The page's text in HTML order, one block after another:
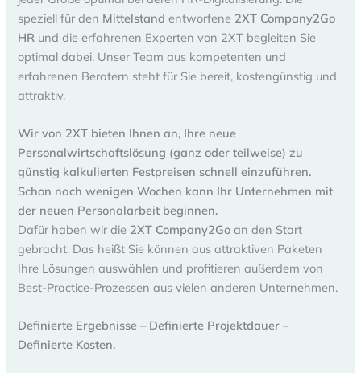
speziell für den Mittelstand entworfene 2XT Company2Go
HR und die erfahrenen Experten von 2XT begleiten Sie
optimal dabei. Unser Team aus kompetenten und
erfahrenen Beratern steht für Sie bereit, kostengünstig und
attraktiv.
Wir von 2XT bieten Ihnen an, Ihre neue
Personalwirtschaftslösung (ganz oder teilweise) zu
günstig kalkulierten Festpreisen schnell einzuführen.
Schon nach wenigen Wochen kann Ihr Unternehmen mit
der neuen Personalarbeit beginnen.
Dafür haben wir die 2XT Company2Go an den Start
gebracht. Das heißt Sie können aus attraktiven Paketen
Ihre Lösungen auswählen und profitieren außerdem von
Best-Practice-Prozessen aus vielen anderen Unternehmen.
Definierte Ergebnisse – Definierte Projektdauer –
Definierte Kosten.